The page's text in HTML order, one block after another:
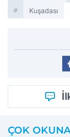
Kuşadası
ÇOK